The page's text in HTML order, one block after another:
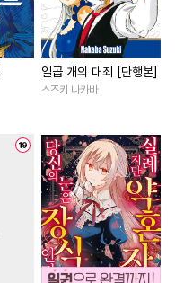
# 복수물 #까칠남 #
연예
#능글남 #짝사랑
친구>연인 #환생물
현대물 #학원/캠퍼스
#
힐링물 #재회물 #일상
나이차커플 #첫사랑
연하남 #영혼바뀜
선후배 #다정남
친구>연인 #소설원작
일곱 개의 대죄 [단행본]
스즈키 나카바